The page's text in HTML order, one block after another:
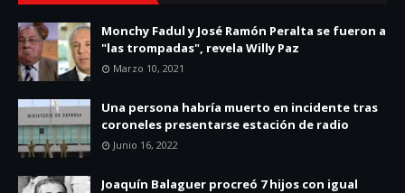
Monchy Fadul y José Ramón Peralta se fueron a
"las trompadas", revela Willy Paz
Marzo 10, 2021
Una persona habría muerto en incidente tras
coroneles presentarse estación de radio
Junio 16, 2022
Joaquín Balaguer procreó 7 hijos con igual